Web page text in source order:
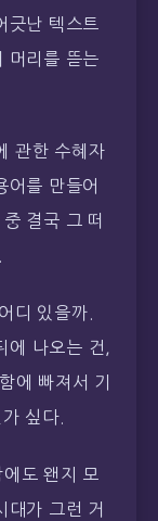
긋난 텍스트
머리를 뜯는
관한 수혜자
어를 만들어
결국 그 떠
디 있을까.
에 나오는 건,
에 빠져서 기
싶다.
도 왠지 모
대가 그런 거